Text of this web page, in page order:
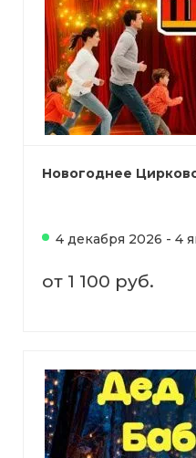
Новогоднее
4 декабря 2026 - 4
от 1 100 руб.